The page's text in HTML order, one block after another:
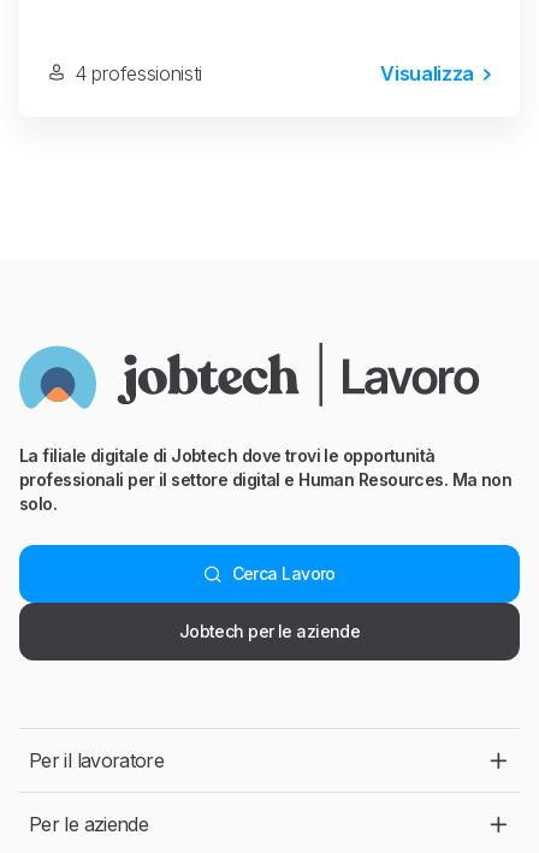
4 professionisti Visualizza
La filiale digitale di Jobtech dove trovi le opportunità
professionali per il settore digital e Human Resources. Ma non
solo.
Cerca Lavoro
Jobtech per le aziende
Per il lavoratore
Per le aziende